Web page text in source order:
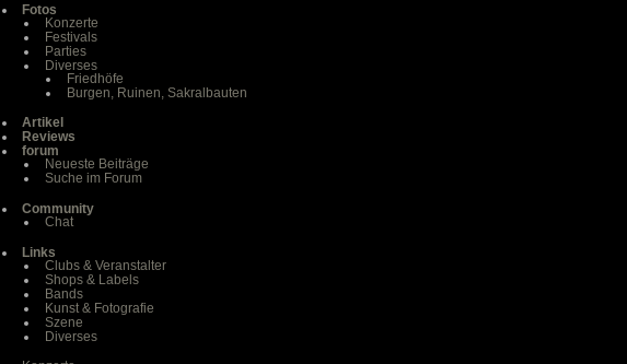
Fotos
Konzerte
Festivals
Parties
Diverses
Friedhöfe
Burgen, Ruinen, Sakralbauten
Artikel
Reviews
forum
Neueste Beiträge
Suche im Forum
Community
Chat
Links
Clubs & Veranstalter
Shops & Labels
Bands
Kunst & Fotografie
Szene
Diverses